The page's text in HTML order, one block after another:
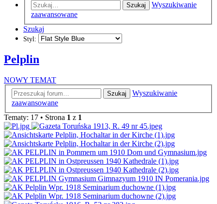
Szukaj
Wyszukiwanie
zaawansowane
Szukaj
Styl:
Pelplin
NOWY TEMAT
Szukaj
Wyszukiwanie
zaawansowane
Tematy: 17 • Strona 1 z 1